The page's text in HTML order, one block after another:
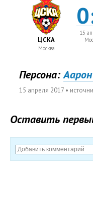
ЦСКА
Москва
15
Персона:
15 апреля 2017 •
Оставить